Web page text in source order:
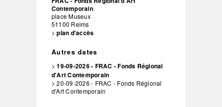
Contemporain
place Museux
51100 Reims
>plan d'accès
Autres dates
>19-09-2026 - FRAC - Fonds Régional
d'Art Contemporain
> 20-09-2026 - FRAC - Fonds Régional
d'Art Contemporain